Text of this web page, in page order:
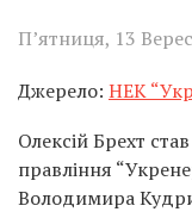
П’ятниця, 13
Джерело: НЕК
Олексій Брехт
правління
Володимира